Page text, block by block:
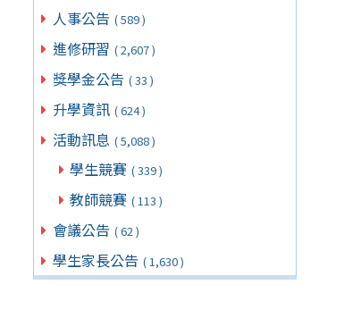
人事公告 ( 589 )
進修研習 ( 2,607 )
獎學金公告 ( 33 )
升學資訊 ( 624 )
活動訊息 ( 5,088 )
學生競賽 ( 339 )
教師競賽 ( 113 )
會議公告 ( 62 )
學生家長公告 ( 1,630 )